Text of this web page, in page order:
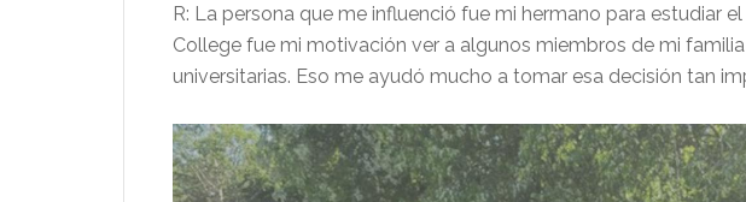
R: La persona que me influenció fue mi hermano para estudiar
College fue mi motivación ver a algunos miembros de mi
universitarias. Eso me ayudó mucho a tomar esa decisión tan